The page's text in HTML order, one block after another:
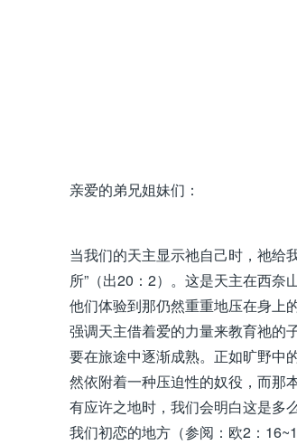
亲爱的弟兄姐妹们：
当我们的天主显示祂自己时，祂给
所”（出20：2）。这是天主在西奈
他们体验到那仍然重重地压在身上
强调天主借着爱的力量来教育祂的
要在旅途中逐渐成熟。正如旷野中
然依附着一种压迫性的奴役，而那
有应许之地时，我们会明白这是多
我们初恋的地方（参阅：欧2：